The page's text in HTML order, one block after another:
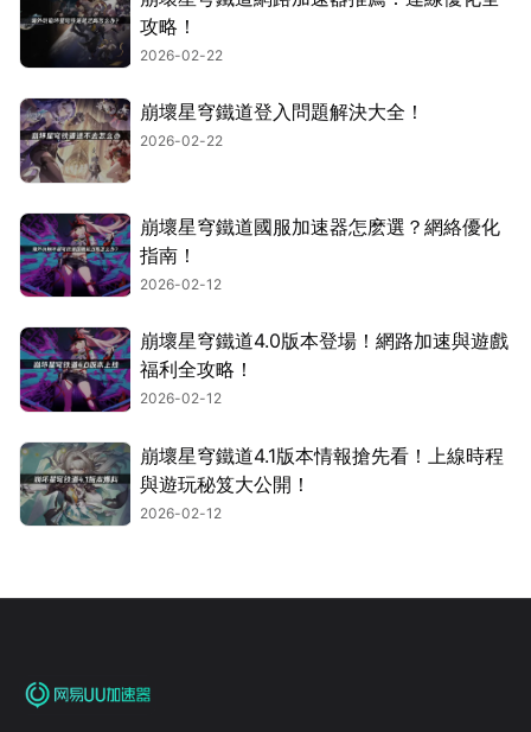
攻略！
2026-02-22
崩壞星穹鐵道登入問題解決大全！
2026-02-22
崩壞星穹鐵道國服加速器怎麽選？網絡優化
指南！
2026-02-12
崩壞星穹鐵道4.0版本登場！網路加速與遊戲
福利全攻略！
2026-02-12
崩壞星穹鐵道4.1版本情報搶先看！上線時程
與遊玩秘笈大公開！
2026-02-12